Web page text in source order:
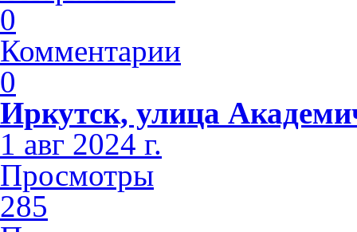
0
Комментарии
0
Иркутск, улица
1 авг 2024 г.
Просмотры
285